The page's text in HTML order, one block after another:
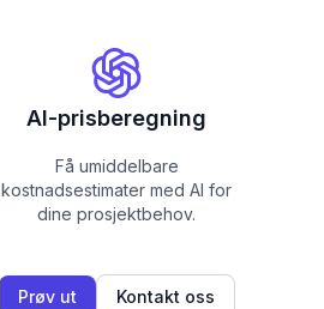
AI-prisberegning
Få umiddelbare
kostnadsestimater med AI for
dine prosjektbehov.
Prøv ut Kontakt oss